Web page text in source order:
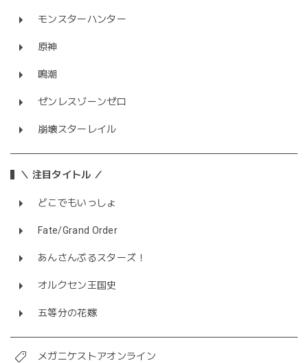
モンスターハンター
原神
鳴潮
ゼンレスゾーンゼロ
崩壊スターレイル
＼ 注目タイトル ／
どこでもいっしょ
Fate/Grand Order
あんさんぶるスターズ！
オルクセン王国史
五等分の花嫁
メガニケストアオンライン